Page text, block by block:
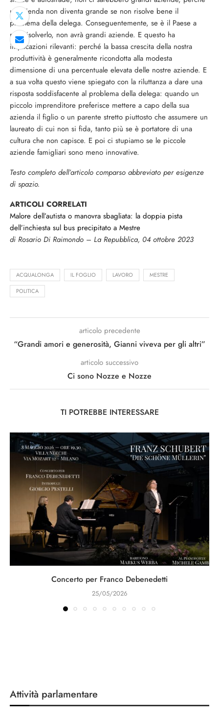
un’azienda non diventa grande se non risolve bene il
problema della delega. Conseguentemente, se è il Paese a
non risolverlo, non avrà grandi aziende. E questo ha
implicazioni rilevanti: perché la bassa crescita della nostra
produttività è generalmente ricondotta alla modesta
dimensione di una percentuale elevata delle nostre aziende. E
a sua volta questo viene spiegato con la riluttanza a dare una
risposta soddisfacente al problema della delega: quando un
piccolo imprenditore preferisce mettere a capo della sua
azienda il figlio o un parente stretto piuttosto che assumere un
laureato di cui non si fida, tanto più se è portatore di una
cultura che non capisce. E poi ci stupiamo se le piccole
aziende famigliari sono meno innovative.
Testo completo dell’articolo comparso abbreviato per esigenze
di spazio.
ARTICOLI CORRELATI
Malore dell’autista o manovra sbagliata: la doppia pista
dell’inchiesta sul bus precipitato a Mestre
di Rosario Di Raimondo – La Repubblica, 04 ottobre 2023
ACQUALONGA IL FOGLIO LAVORO MESTRE
POLITICA
articolo precedente
“Grandi amori e generosità, Gianni viveva per gli altri”
articolo successivo
Ci sono Nozze e Nozze
TI POTREBBE INTERESSARE
Concerto per Franco Debenedetti
25/05/2026
Attività parlamentare